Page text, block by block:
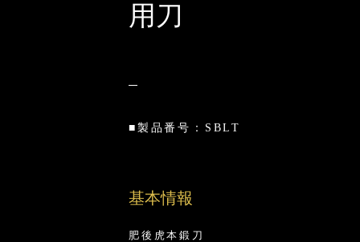
用刀
■製品番号：SBLT
基本情報
肥後虎本鍛刀